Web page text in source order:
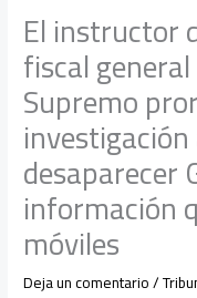
El instructor
fiscal
Supremo
desaparecer
información
móviles
Deja un comentario/